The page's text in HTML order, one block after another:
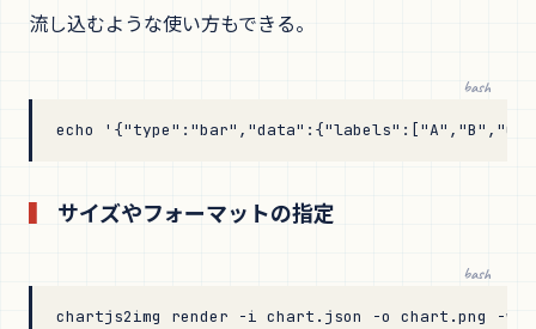
流し込むような使い方もできる。
bash
echo
サイズやフォーマットの指定
bash
chartjs2img render -i chart.json -o chart.png -w